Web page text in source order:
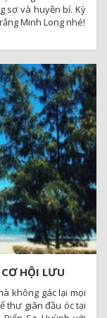
sơ và huyền bí. Kỳ
Minh Long nhé!
HỘI LƯU
không gác lại mọi
thư giãn đầu óc tại